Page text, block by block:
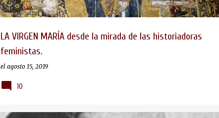
LA VIRGEN MARÍA desde la mirada de las historiadoras
feministas.
el agosto 15, 2019
10